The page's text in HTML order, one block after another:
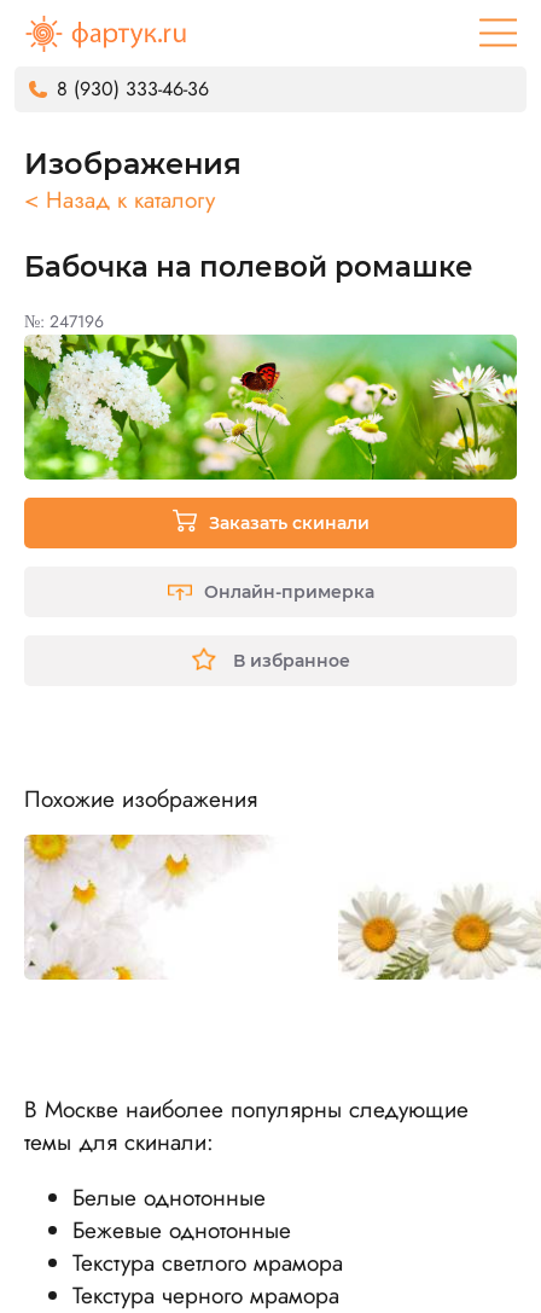
8 (930) 333-46-36
Изображения
< Назад к каталогу
Бабочка на полевой ромашке
№: 247196
Заказать скинали
Онлайн-примерка
В избранное
Похожие изображения
В Москве наиболее популярны следующие
темы для скинали:
Белые однотонные
Бежевые однотонные
Текстура светлого мрамора
Текстура черного мрамора